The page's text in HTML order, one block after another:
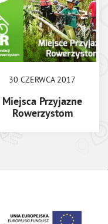
30 CZERWCA 2017
Miejsca Przyjazne
Rowerzystom